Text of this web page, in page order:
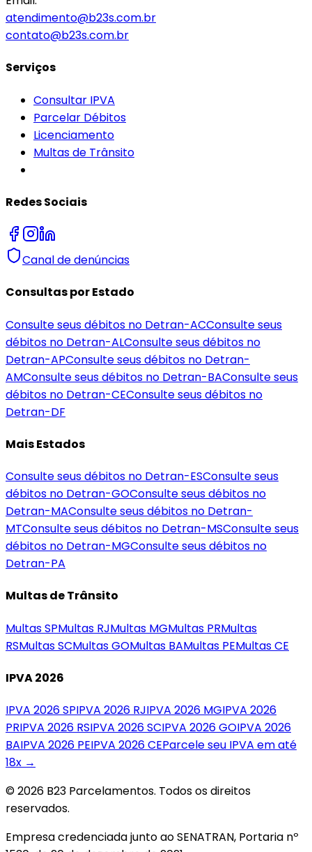
atendimento@b23s.com.br
contato@b23s.com.br
Serviços
Consultar IPVA
Parcelar Débitos
Licenciamento
Multas de Trânsito
Redes Sociais
Canal de denúncias
Consultas por Estado
Consulte seus débitos no Detran-ACConsulte seus
débitos no Detran-ALConsulte seus débitos no
Detran-APConsulte seus débitos no Detran-
AMConsulte seus débitos no Detran-BAConsulte seus
débitos no Detran-CEConsulte seus débitos no
Detran-DF
Mais Estados
Consulte seus débitos no Detran-ESConsulte seus
débitos no Detran-GOConsulte seus débitos no
Detran-MAConsulte seus débitos no Detran-
MTConsulte seus débitos no Detran-MSConsulte seus
débitos no Detran-MGConsulte seus débitos no
Detran-PA
Multas de Trânsito
MultasSPMultas RJMultas MGMultas PRMultas
RSMultasSCMultasGOMultas BAMultas PEMultasCE
IPVA 2026
IPVA 2026SPIPVA 2026 RJIPVA 2026 MGIPVA 2026
PRIPVA 2026 RSIPVA 2026SCIPVA 2026GOIPVA 2026
BAIPVA 2026 PEIPVA 2026CEParcele seu IPVA em até
18x →
© 2026 B23 Parcelamentos. Todos os direitos
reservados.
Empresa credenciada junto ao SENATRAN, Portaria nº